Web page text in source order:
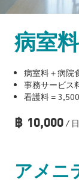
病室
病室料＋
事務サー
看護料 =
฿ 10,000 / 日
アメニ